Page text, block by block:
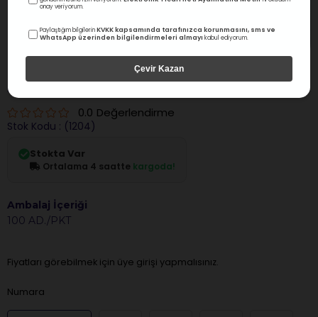
Diadent DIA-PROISO Açılı Paper Points .04 Açılı
0.0 Değerlendirme
Stok Kodu (1204)
Stokta Var
Ortalama 4 saatte kargoda!
Ambalaj İçeriği
100 AD./PKT
Fiyatları görebilmek için üye girişi yapmalısınız.
Numara
onay veriyorum.
Paylaştığım bilgilerinKVKK kapsamında tarafınızca korunmasını, sms ve
WhatsApp üzerinden bilgilendirmeleri almayı kabul ediyorum.
Çevir Kazan